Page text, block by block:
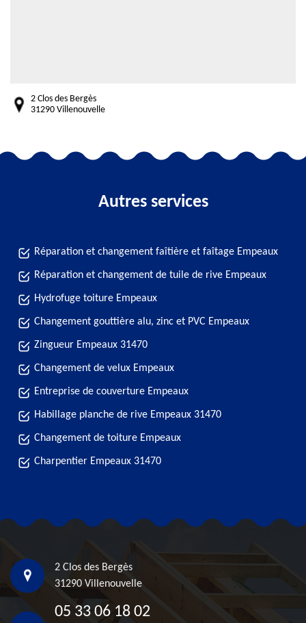
2 Clos des Bergès
31290 Villenouvelle
Autres services
Réparation et changement faîtière et faîtage Empeaux
Réparation et changement de tuile de rive Empeaux
Hydrofuge toiture Empeaux
Changement gouttière alu, zinc et PVC Empeaux
Zingueur Empeaux 31470
Changement de velux Empeaux
Entreprise de couverture Empeaux
Habillage planche de rive Empeaux 31470
Changement de toiture Empeaux
Charpentier Empeaux 31470
2 Clos des Bergès
31290 Villenouvelle
05 33 06 18 02